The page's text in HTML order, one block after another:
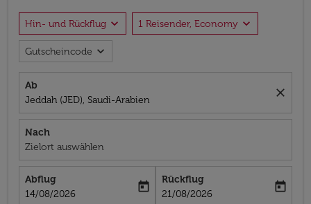
Hin- und Rückflug expand_more 1 Reisender, Economy expand_more
Gutscheincode expand_more
Ab
Jeddah (JED), Saudi-Arabien
close
Nach
Zielort auswählen
Abflug
fc-booking-departure-date-aria-label
14/08/2026
today
Rückflug
fc-booking-return-date-aria-label
21/08/2026
today